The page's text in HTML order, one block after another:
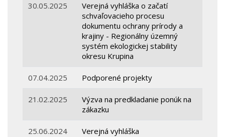
30.05.2025
Verejná vyhláška o začatí
schvaľovacieho procesu
dokumentu ochrany prírody a
krajiny - Regionálny územný
systém ekologickej stability
okresu Krupina
07.04.2025 Podporené projekty
21.02.2025
Výzva na predkladanie ponúk na
zákazku
25.06.2024 Verejná vyhláška